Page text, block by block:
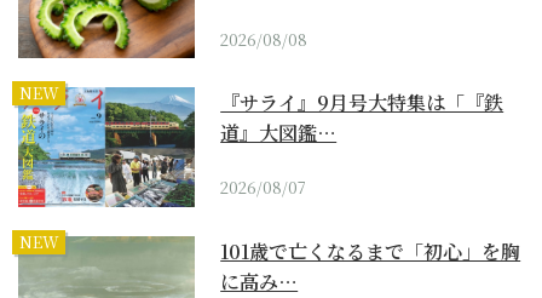
2026/08/08
NEW
『サライ』9月号大特集は「『鉄
道』大図鑑…
2026/08/07
NEW
101歳で亡くなるまで「初心」を胸
に高み…